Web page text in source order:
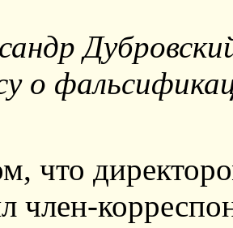
о
что
член-